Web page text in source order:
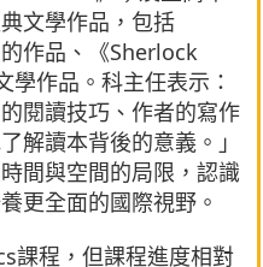
文學作品，包括
作品、《Sherlock
作品。科主任表示：
閱讀技巧、作者的寫作
解讀本背後的意義。」
間與空間的局限，認識
更全面的國際視野。
課程，但課程進度相對